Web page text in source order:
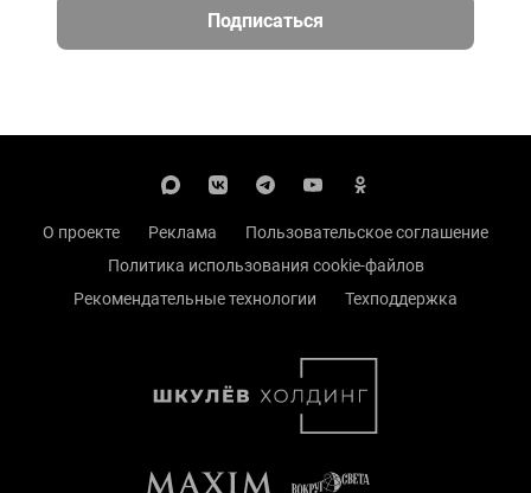
Подписаться
О проекте Реклама
Пользовательское соглашение
Политика использования cookie-файлов
Рекомендательные технологии
Техподдержка